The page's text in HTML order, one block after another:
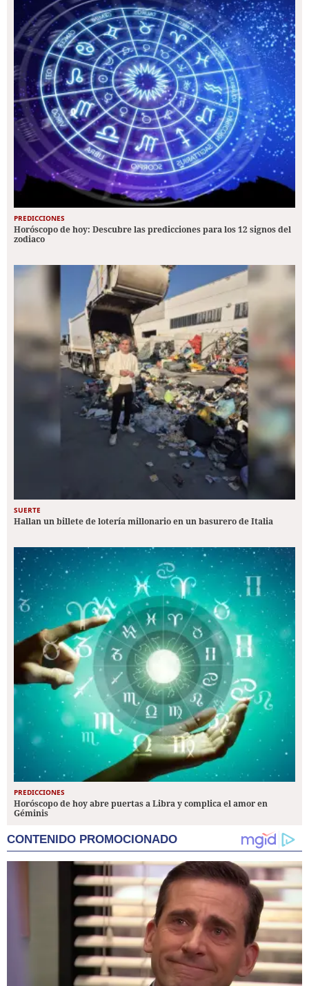
PREDICCIONES
Horóscopo de hoy: Descubre las predicciones para los 12 signos del
zodiaco
SUERTE
Hallan un billete de lotería millonario en un basurero de Italia
PREDICCIONES
Horóscopo de hoy abre puertas a Libra y complica el amor en
Géminis
CONTENIDO PROMOCIONADO